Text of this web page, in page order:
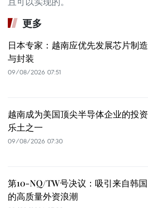
更多
日本专家：越南应优先发展芯片制造
与封装
09/08/2026 07:51
越南成为美国顶尖半导体企业的投资
乐土之一
09/08/2026 07:30
第10-NQ/TW号决议：吸引来自韩国
的高质量外资浪潮